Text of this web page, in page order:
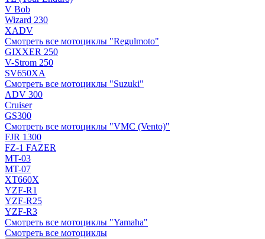
V Bob
Wizard 230
XADV
Смотреть все мотоциклы "Regulmoto"
GIXXER 250
V-Strom 250
SV650XA
Смотреть все мотоциклы "Suzuki"
ADV 300
Cruiser
GS300
Смотреть все мотоциклы "VMC (Vento)"
FJR 1300
FZ-1 FAZER
MT-03
MT-07
XT660X
YZF-R1
YZF-R25
YZF-R3
Смотреть все мотоциклы "Yamaha"
Смотреть все мотоциклы